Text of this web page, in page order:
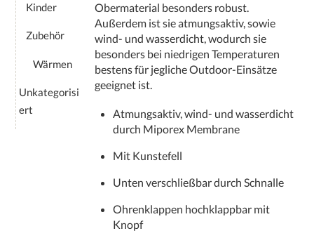
Obermaterial besonders robust.
Außerdem ist sie atmungsaktiv, sowie
wind- und wasserdicht, wodurch sie
besonders bei niedrigen Temperaturen
bestens für jegliche Outdoor-Einsätze
geeignet ist.
Atmungsaktiv, wind- und wasserdicht
durch Miporex Membrane
Mit Kunstefell
Unten verschließbar durch Schnalle
Ohrenklappen hochklappbar mit
Knopf
Kinder
Zubehör
Wärmen
Unkategorisi
ert